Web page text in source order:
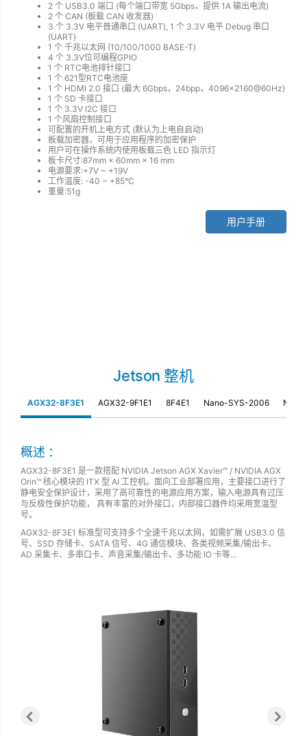
2 个 USB3.0 端口 (每个端口带宽 5Gbps，提供 1A 输出电流)
2 个 CAN (板载 CAN 收发器)
3 个 3.3V 电平普通串口 (UART), 1 个 3.3V 电平 Debug 串口
(UART)
1 个 千兆以太网 (10/100/1000 BASE-T)
4 个 3.3V位可编程GPIO
1 个 RTC电池排针接口
1 个 621型RTC电池座
1 个 HDMI 2.0 接口 (最大 6Gbps，24bpp，4096x2160@60Hz)
1 个 SD 卡接口
1 个 3.3V I2C 接口
1 个风扇控制接口
可配置的开机上电方式 (默认为上电自启动)
板载加密器，可用于应用程序的加密保护
用户可在操作系统内使用板载三色 LED 指示灯
板卡尺寸:87mm × 60mm × 16 mm
电源要求:+7V ~ +19V
工作温度: -40 ~ +85°C
重量:51g
用户手册
Jetson 整机
AGX32-8F3E1 AGX32-9F1E1 8F4E1 Nano-SYS-2006 NX-
概述 ：
AGX32-8F3E1 是一款搭配 NVIDIA Jetson AGX Xavier™ / NVIDIA AGX
Orin™ 核心模块的 ITX 型 AI 工控机。面向工业部署应用，主要接口进行了
静电安全保护设计，采用了高可靠性的电源应用方案，输入电源具有过压
与反极性保护功能， 具有丰富的对外接口，内部接口器件均采用宽温型
号。
AGX32-8F3E1 标准型可支持多个全速千兆以太网，如需扩展 USB3.0 信
号、SSD 存储卡、SATA 信号、4G 通信模块、各类视频采集/输出卡、
AD 采集卡、多串口卡、声音采集/输出卡、多功能 IO 卡等...
Previous Next